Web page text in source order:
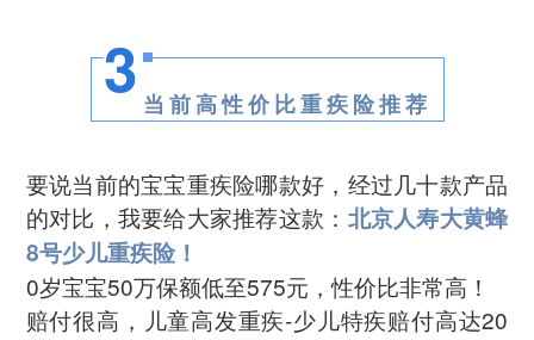
3 当前高性价比重疾险推荐
要说当前的宝宝重疾险哪款好，经过几十款产品
的对比，我要给大家推荐这款： 北京人寿大黄蜂
8号少儿重疾险！
0岁宝宝50万保额低至575元，性价比非常高！
赔付很高，儿童高发重疾-少儿特疾赔付高达20